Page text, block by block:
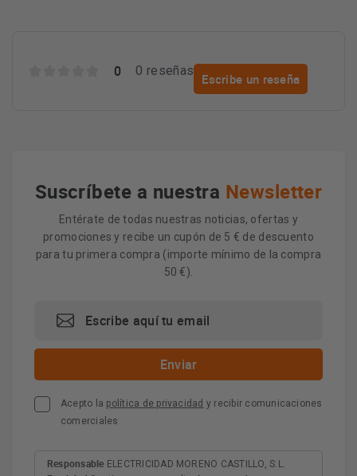
0 0 reseñas
Escribe un reseña
Suscríbete a nuestra Newsletter
Entérate de todas nuestras noticias, ofertas y
promociones y recibe un cupón de 5 € de descuento
para tu primera compra (importe mínimo de la compra
50 €).
Acepto la política de privacidad y recibir comunicaciones
comerciales
Responsable ELECTRICIDAD MORENO CASTILLO, S.L.